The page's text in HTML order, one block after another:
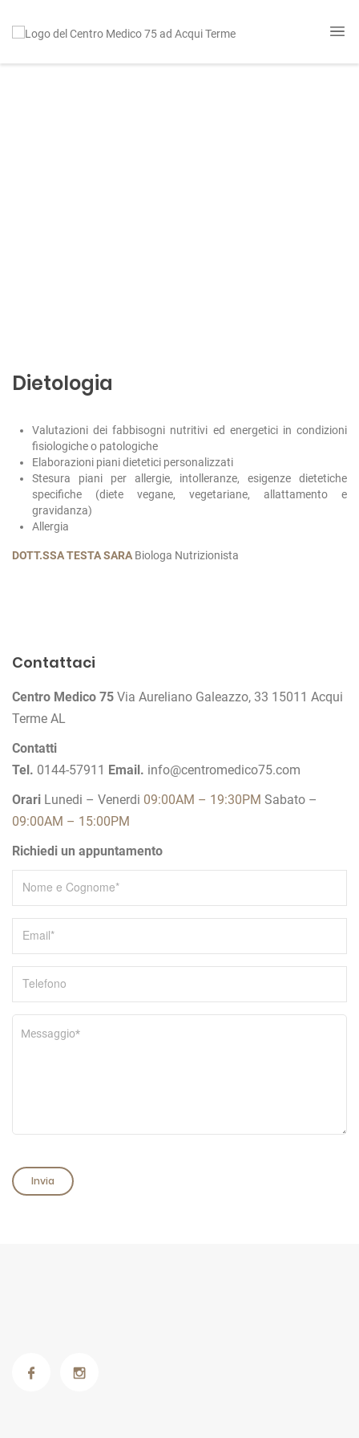
Dietologia
Valutazioni dei fabbisogni nutritivi ed energetici in condizioni
fisiologiche o patologiche
Elaborazioni piani dietetici personalizzati
Stesura piani per allergie, intolleranze, esigenze dietetiche
specifiche (diete vegane, vegetariane, allattamento e
gravidanza)
Allergia
DOTT.SSA TESTA SARA Biologa Nutrizionista
v
g
a
z
i
o
n
e
a
r
t
i
c
o
l
Contattaci
Centro Medico 75 Via Aureliano Galeazzo, 33 15011 Acqui
Terme AL
Contatti
Tel. 0144-57911 Email. info@centromedico75.com
Orari Lunedi – Venerdi 09:00AM – 19:30PM Sabato –
09:00AM – 15:00PM
Richiedi un appuntamento